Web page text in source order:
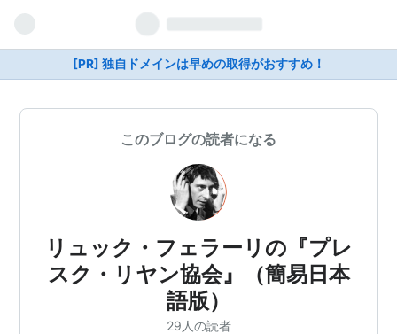
[PR] 独自ドメインは早めの取得がおすすめ！
このブログの読者になる
リュック・フェラーリの『プレ
スク・リヤン協会』（簡易日本
語版）
29人の読者